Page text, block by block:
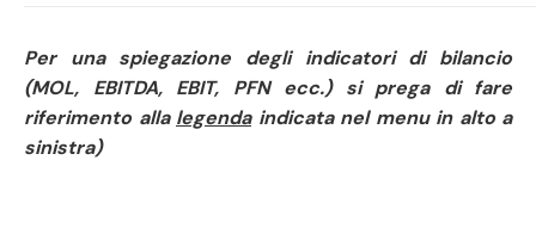
Per una spiegazione degli indicatori di bilancio
(MOL, EBITDA, EBIT, PFN ecc.) si prega di fare
riferimento alla legendaindicata nel menu in alto a
sinistra)